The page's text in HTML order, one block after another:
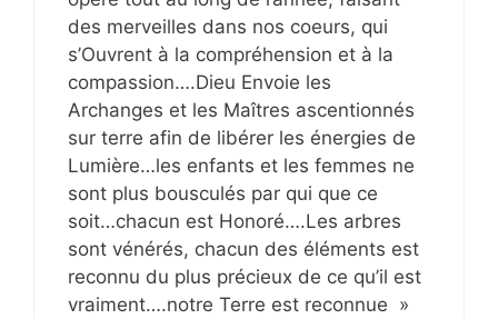
des merveilles dans nos coeurs, qui
s’Ouvrent à la compréhension et à la
compassion….Dieu Envoie les
Archanges et les Maîtres ascentionnés
sur terre afin de libérer les énergies de
Lumière…les enfants et les femmes ne
sont plus bousculés par qui que ce
soit…chacun est Honoré….Les arbres
sont vénérés, chacun des éléments est
reconnu du plus précieux de ce qu’il est
vraiment….notre Terre est reconnue »